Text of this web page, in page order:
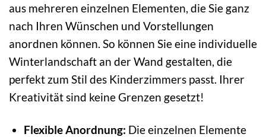
aus mehreren einzelnen Elementen, die Sie ganz
nach Ihren Wünschen und Vorstellungen
anordnen können. So können Sie eine individuelle
Winterlandschaft an der Wand gestalten, die
perfekt zum Stil des Kinderzimmers passt. Ihrer
Kreativität sind keine Grenzen gesetzt!
Flexible Anordnung: Die einzelnen Elemente